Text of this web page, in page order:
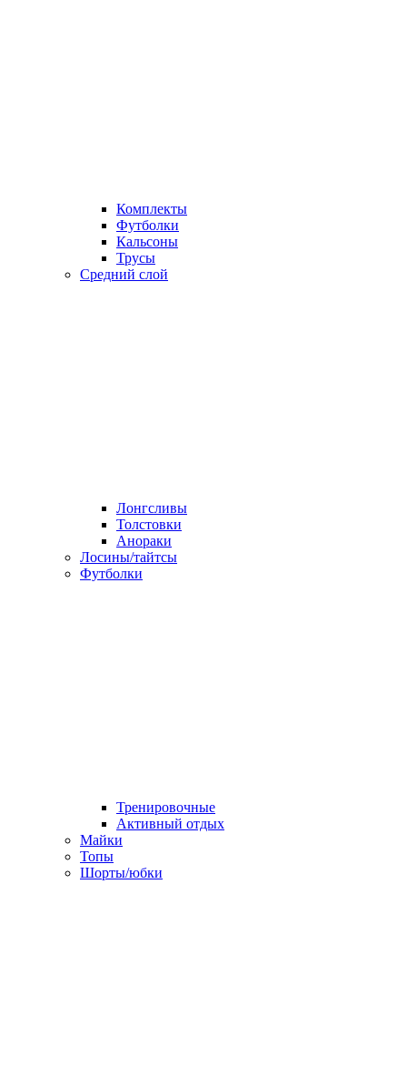
Комплекты
Футболки
Кальсоны
Трусы
Средний слой
Лонгсливы
Толстовки
Анораки
Лосины/тайтсы
Футболки
Тренировочные
Активный отдых
Майки
Топы
Шорты/юбки